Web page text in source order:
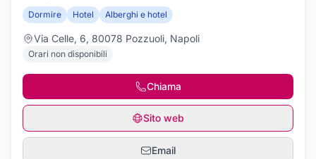
Dormire Hotel Alberghi e hotel
Via Celle, 6, 80078 Pozzuoli, Napoli
Orari non disponibili
Chiama
Sito web
Email